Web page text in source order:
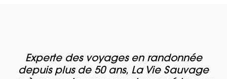
Experte des voyages en randonnée
depuis plus de 50 ans, La Vie Sauvage